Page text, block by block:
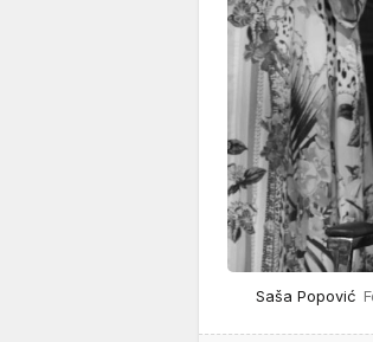
Saša Popović